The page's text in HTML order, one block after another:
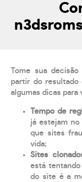
Tome sua
partir do resultado
algumas dicas para
Tempo de
já estejam
que sites
vida;
Sites
está
do site é a